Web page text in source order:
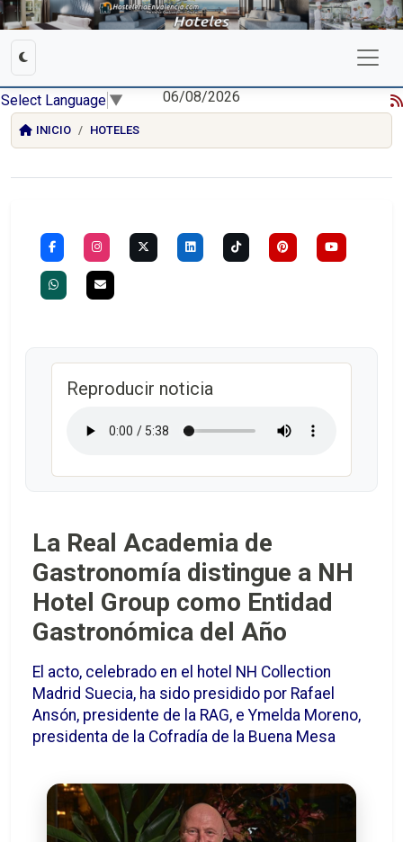
Select Language ▼ 06/08/2026
INICIO HOTELES
Reproducir noticia
La Real Academia de
Gastronomía distingue a NH
Hotel Group como Entidad
Gastronómica del Año
El acto, celebrado en el hotel NH Collection
Madrid Suecia, ha sido presidido por Rafael
Ansón, presidente de la RAG, e Ymelda Moreno,
presidenta de la Cofradía de la Buena Mesa